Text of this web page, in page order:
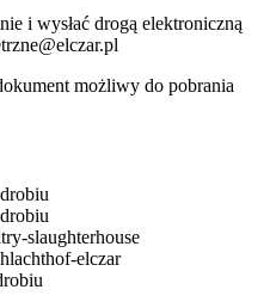
i wysłać drogą elektroniczną
możliwy do pobrania